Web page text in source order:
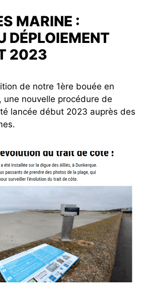
MARINE :
DÉPLOIEMENT
2023
de notre 1ère bouée en
une nouvelle procédure de
lancée début 2023 auprès des